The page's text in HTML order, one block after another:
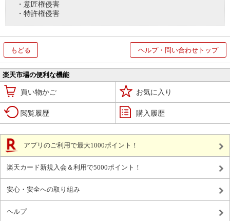
・意匠権侵害
・特許権侵害
もどる ヘルプ・問い合わせトップ
楽天市場の便利な機能
買い物かご お気に入り
閲覧履歴 購入履歴
アプリのご利用で最大1000ポイント！
楽天カード新規入会＆利用で5000ポイント！
安心・安全への取り組み
ヘルプ